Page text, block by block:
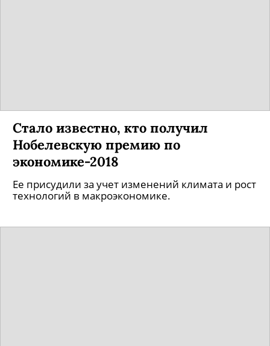
Стало известно, кто получил
Нобелевскую премию по
экономике-2018
Ее присудили за учет изменений климата и рост
технологий в макроэкономике.